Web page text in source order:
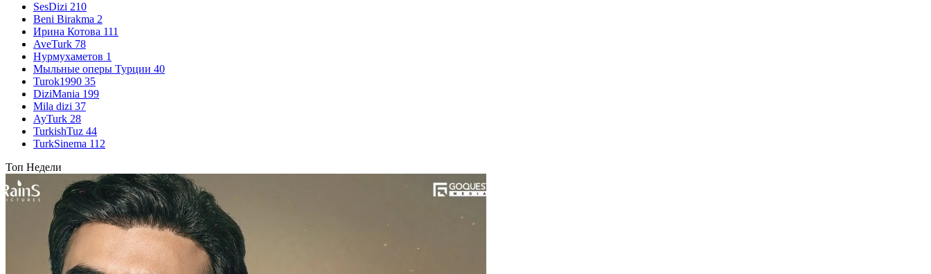
SesDizi 210
Beni Birakma 2
Ирина Котова 111
AveTurk 78
Нурмухаметов 1
Мыльные оперы Турции 40
Turok1990 35
DiziMania 199
Mila dizi 37
AyTurk 28
TurkishTuz 44
TurkSinema 112
Топ Недели